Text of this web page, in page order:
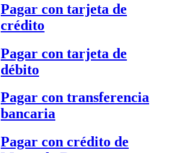
Pagar con tarjeta de
crédito
Pagar con tarjeta de
débito
Pagar con transferencia
bancaria
Pagar con crédito de